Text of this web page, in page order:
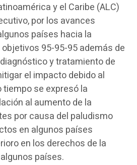
y el Caribe (ALC)
por los avances
países hacia la
95-95-95 además de
y tratamiento de
el impacto debido al
tiempo se expresó la
al aumento de la
por causa del paludismo
en algunos países
en los derechos de la
países.